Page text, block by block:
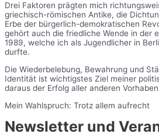
Drei Faktoren prägten mich
griechisch-römischen Antike, die
Erbe der bürgerlich-demokratischen
gehört auch die friedliche Wende in der
1989, welche ich als Jugendlicher in
durfte.
Die Wiederbelebung, Bewahrung und
Identität ist wichtigstes Ziel meiner
daraus der Erfolg aller anderen
Mein Wahlspruch: Trotz allem aufrecht
Newsletter und